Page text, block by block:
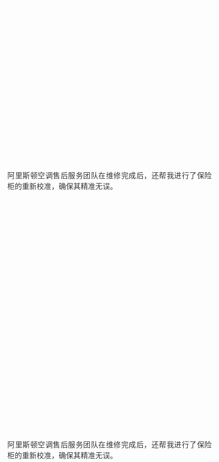
阿里斯顿空调售后服务团队在维修完成后，还帮我进行了保险
柜的重新校准，确保其精准无误。
阿里斯顿空调售后服务团队在维修完成后，还帮我进行了保险
柜的重新校准，确保其精准无误。